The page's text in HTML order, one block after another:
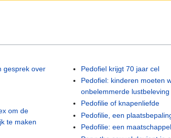
gesprek over
om de
te maken
Pedofiel krijgt 70 jaar cel
Pedofiel: kinderen moeten
onbelemmerde lustbeleving
Pedofilie of knapenliefde
Pedofilie, een
Pedofilie: een